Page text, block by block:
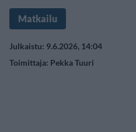
Matkailu
Julkaistu: 9.6.2026, 14:04
Toimittaja: Pekka Tuuri